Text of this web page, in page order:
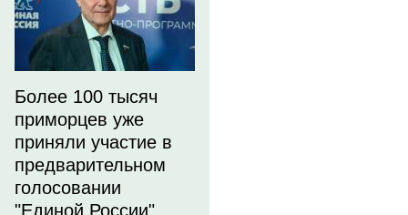
Более 100 тысяч
приморцев уже
приняли участие в
предварительном
голосовании
"Единой России"